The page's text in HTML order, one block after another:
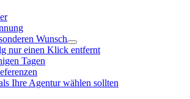
Wunsch
nur einen Klick entfernt
Tagen
Ihre Agentur wählen sollten